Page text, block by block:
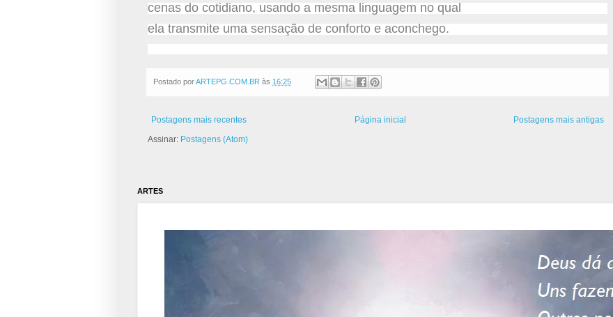
cenas do cotidiano, usando a mesma linguagem no qual
ela transmite uma sensação de conforto e aconchego.
Postado porARTEPG.COM.BR às 16:25
Postagens mais recentes Postagens mais antigas
Página inicial
Assinar: Postagens (Atom)
ARTES